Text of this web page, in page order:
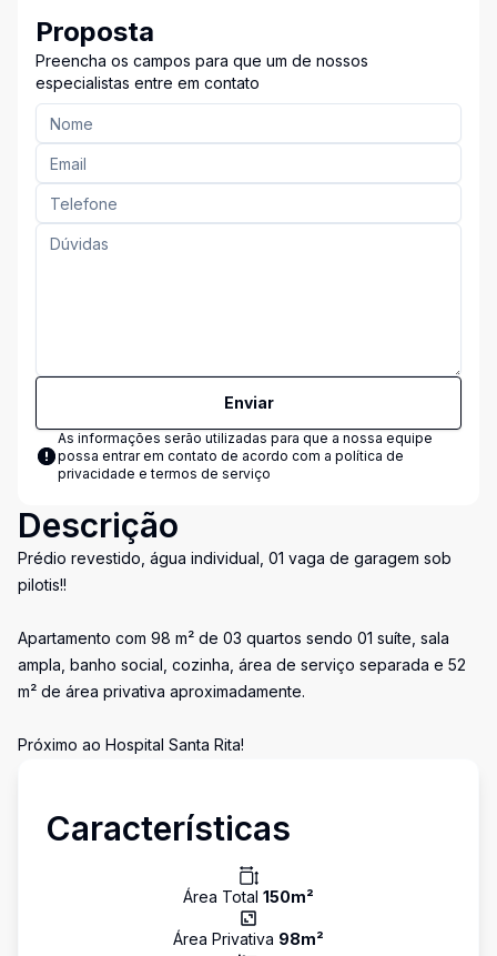
Proposta
Preencha os campos para que um de nossos
especialistas entre em contato
Enviar
As informações serão utilizadas para que a nossa equipe
possa entrar em contato de acordo com a política de
privacidade e termos de serviço
Descrição
Prédio revestido, água individual, 01 vaga de garagem sob
pilotis!!
Apartamento com 98 m² de 03 quartos sendo 01 suíte, sala
ampla, banho social, cozinha, área de serviço separada e 52
m² de área privativa aproximadamente.
Próximo ao Hospital Santa Rita!
Características
Área Total 150m²
Área Privativa 98m²